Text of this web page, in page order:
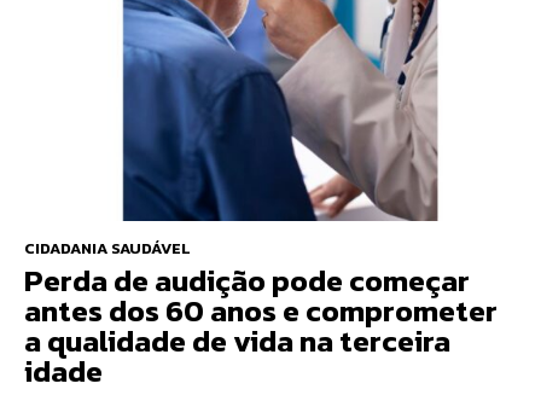
CIDADANIA SAUDÁVEL
Perda de audição pode começar
antes dos 60 anos e comprometer
a qualidade de vida na terceira
idade